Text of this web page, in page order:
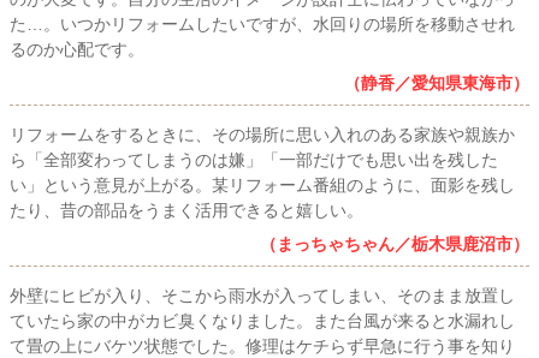
た…。いつかリフォームしたいですが、水回りの場所を移動させれ
るのか心配です。
（静香／愛知県東海市）
リフォームをするときに、その場所に思い入れのある家族や親族か
ら「全部変わってしまうのは嫌」「一部だけでも思い出を残した
い」という意見が上がる。某リフォーム番組のように、面影を残し
たり、昔の部品をうまく活用できると嬉しい。
（まっちゃちゃん／栃木県鹿沼市）
外壁にヒビが入り、そこから雨水が入ってしまい、そのまま放置し
ていたら家の中がカビ臭くなりました。また台風が来ると水漏れし
て畳の上にバケツ状態でした。修理はケチらず早急に行う事を知り